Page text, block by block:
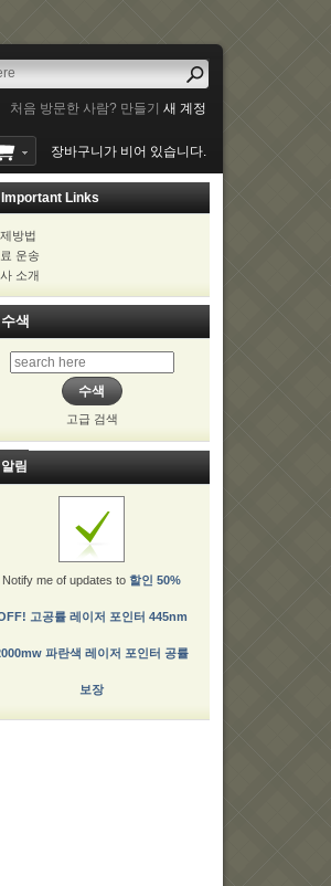
처음 방문한 사람? 만들기새 계정
장바구니가 비어 있습니다.
Important Links
방법
운송
소개
수색
고급 검색
알림
Notify me of updates to할인 50%
고공률 레이저 포인터 445nm
파란색 레이저 포인터 공률
보장